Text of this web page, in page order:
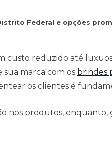
Federal e opções
custo reduzido até
marca com os brindes
os clientes é
nos produtos,